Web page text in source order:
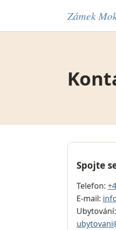
Zámek
Spojte
Telefon:
E-mail:
Ubytování: